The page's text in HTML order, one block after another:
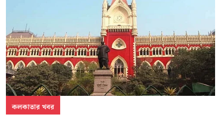
কলকাতার খবর